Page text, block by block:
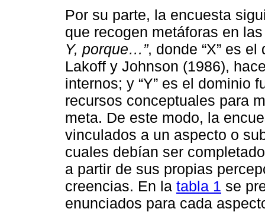
Por su parte, la encuesta
que recogen metáforas en
Y, porque…”, donde “X” es
Lakoff y Johnson (1986),
internos; y “Y” es el dominio
recursos conceptuales para
meta. De este modo, la
vinculados a un aspecto o
cuales debían ser
a partir de sus propias
creencias. En la tabla 1 se
enunciados para cada